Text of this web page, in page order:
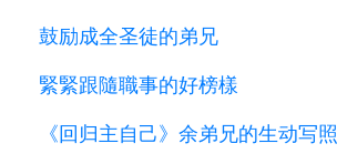
鼓励成全圣徒的弟兄
緊緊跟隨職事的好榜樣
《回归主自己》余弟兄的生动写照